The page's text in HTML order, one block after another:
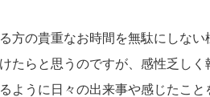
方の貴重なお時間を無駄にしな
たらと思うのですが、感性乏し
ように日々の出来事や感じたこ